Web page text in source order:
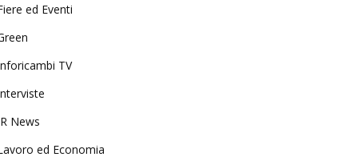
ed Eventi
TV
News
ed Economia